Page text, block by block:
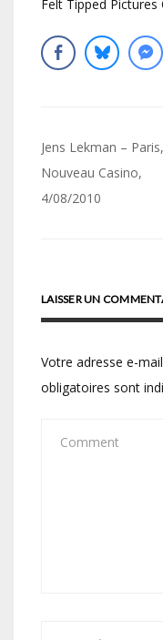
Felt Tipped
de
l’article
Jens Lekman –
Nouveau Casino,
4/08/2010
LAISSER UN
Votre adresse e-
obligatoires sont